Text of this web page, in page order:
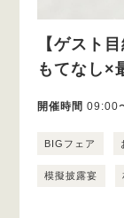
【ゲスト
もてなし×
開催時間 09:00
BIGフェア
模擬披露宴